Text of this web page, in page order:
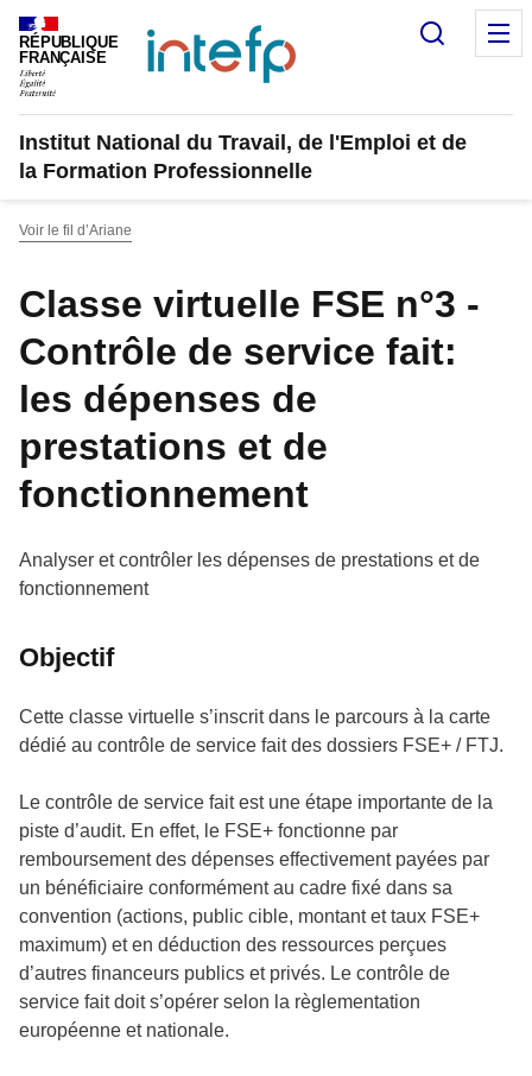
Panneau de gestion des cookies
RÉPUBLIQUE
FRANÇAISE
Institut National du Travail, de l'Emploi et de
la Formation Professionnelle
Voir le fil d’Ariane
Classe virtuelle FSE n°3 -
Contrôle de service fait:
les dépenses de
prestations et de
fonctionnement
Analyser et contrôler les dépenses de prestations et de
fonctionnement
Objectif
Cette classe virtuelle s’inscrit dans le parcours à la carte
dédié au contrôle de service fait des dossiers FSE+ / FTJ.
Le contrôle de service fait est une étape importante de la
piste d’audit. En effet, le FSE+ fonctionne par
remboursement des dépenses effectivement payées par
un bénéficiaire conformément au cadre fixé dans sa
convention (actions, public cible, montant et taux FSE+
maximum) et en déduction des ressources perçues
d’autres financeurs publics et privés. Le contrôle de
service fait doit s’opérer selon la règlementation
européenne et nationale.